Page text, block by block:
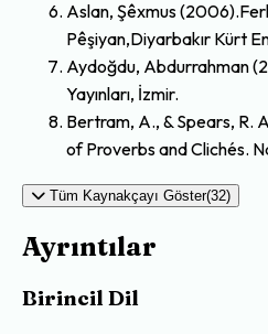
Aslan, Şêxmus
Pêşiyan,Diyarbakır Kürt
Aydoğdu, Abdurrahman
Yayınları, İzmir.
Bertram, A., & Spears, R.
of Proverbs and Clichés.
Tüm Kaynakçayı Göster(32)
Ayrıntılar
Birincil Dil